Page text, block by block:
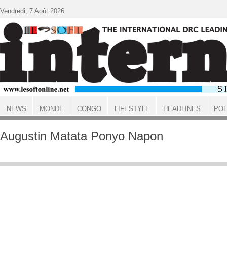
ACCUEIL
Augustin Matata Ponyo Napon
Vendredi, 7 Août 2026
NEWS MONDE CONGO LIFESTYLE HEADLINES